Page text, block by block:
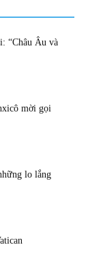
“Châu Âu và
mời gọi
lo lắng